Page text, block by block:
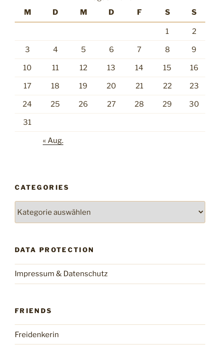
M
D M D F S S
1 2
3 4 5 6 7 8 9
10 11 12 13 14 15 16
17 18 19 20 21 22 23
24 25 26 27 28 29 30
31
« Aug.
CATEGORIES
DATA PROTECTION
Impressum & Datenschutz
FRIENDS
Freidenkerin